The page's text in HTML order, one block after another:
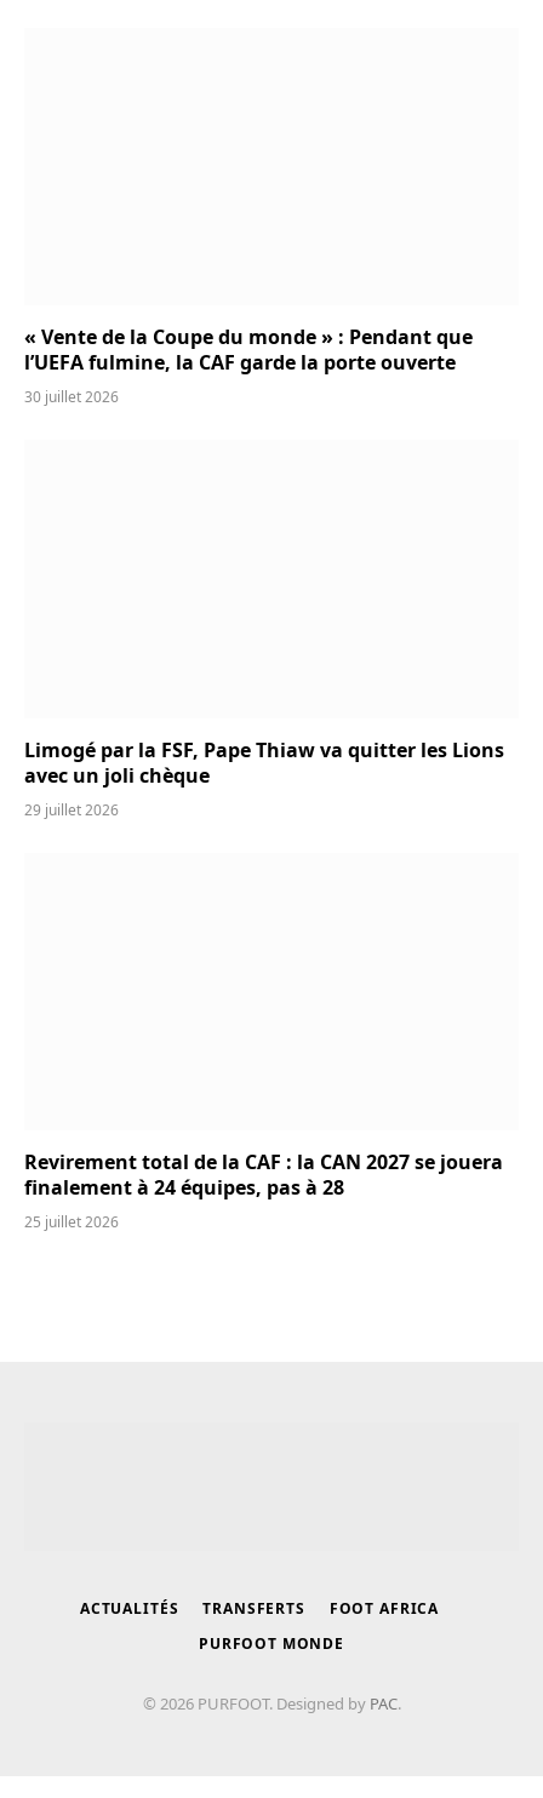
« Vente de la Coupe du monde » : Pendant que
l’UEFA fulmine, la CAF garde la porte ouverte
30 juillet 2026
Limogé par la FSF, Pape Thiaw va quitter les Lions
avec un joli chèque
29 juillet 2026
Revirement total de la CAF : la CAN 2027 se jouera
finalement à 24 équipes, pas à 28
25 juillet 2026
ACTUALITÉS TRANSFERTS
FOOT AFRICA
PURFOOT MONDE
© 2026 PURFOOT. Designed by PAC.